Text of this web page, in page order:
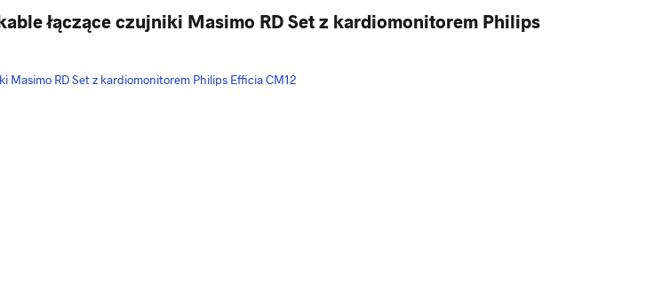
łączące czujniki Masimo RD Set z kardiomonitorem Philips
Masimo RD Set z kardiomonitorem Philips Efficia CM12